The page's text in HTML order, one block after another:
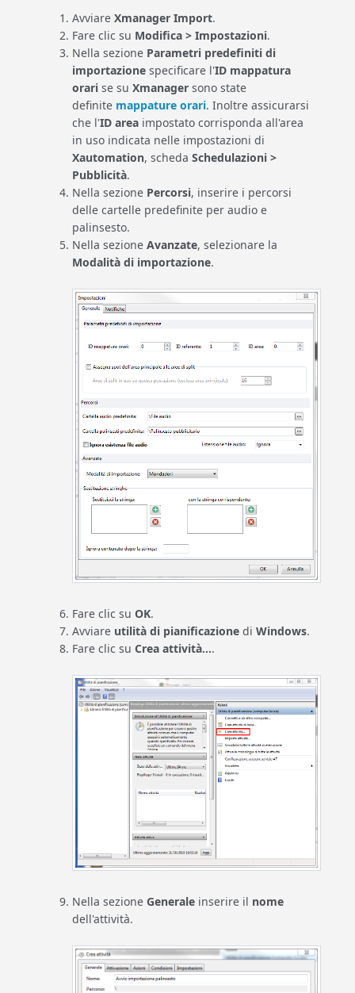
Avviare Xmanager Import.
Fare clic su Modifica > Impostazioni.
Nella sezione Parametri predefiniti di
importazione specificare l'ID mappatura
orari se su Xmanager sono state
definite mappature orari. Inoltre assicurarsi
che l'ID area impostato corrisponda all'area
in uso indicata nelle impostazioni di
Xautomation, scheda Schedulazioni >
Pubblicità.
Nella sezione Percorsi, inserire i percorsi
delle cartelle predefinite per audio e
palinsesto.
Nella sezione Avanzate, selezionare la
Modalità di importazione.
Fare clic su OK.
Avviare utilità di pianificazione di Windows.
Fare clic su Crea attività....
Nella sezione Generale inserire il nome
dell'attività.